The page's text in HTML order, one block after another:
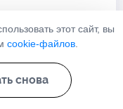
сполитикой
этот сайт, вы
cookie-файлов
снова